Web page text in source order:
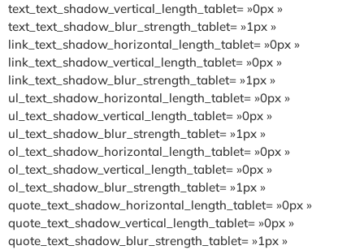
text_text_shadow_vertical_length_tablet= »0px »
text_text_shadow_blur_strength_tablet= »1px »
link_text_shadow_horizontal_length_tablet= »0px »
link_text_shadow_vertical_length_tablet= »0px »
link_text_shadow_blur_strength_tablet= »1px »
ul_text_shadow_horizontal_length_tablet= »0px »
ul_text_shadow_vertical_length_tablet= »0px »
ul_text_shadow_blur_strength_tablet= »1px »
ol_text_shadow_horizontal_length_tablet= »0px »
ol_text_shadow_vertical_length_tablet= »0px »
ol_text_shadow_blur_strength_tablet= »1px »
quote_text_shadow_horizontal_length_tablet= »0px »
quote_text_shadow_vertical_length_tablet= »0px »
quote_text_shadow_blur_strength_tablet= »1px »